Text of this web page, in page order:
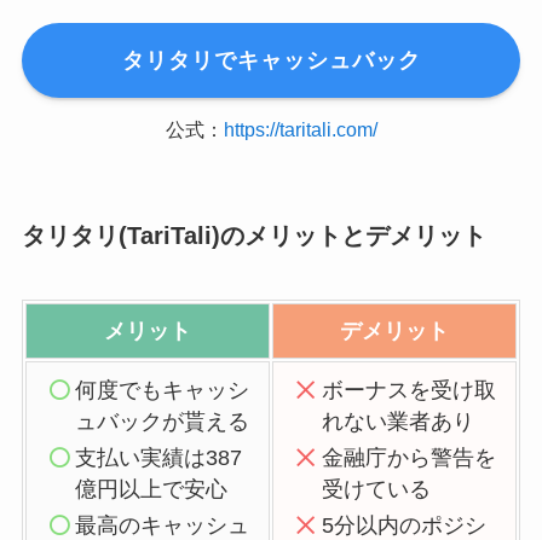
タリタリでキャッシュバック
公式： https://taritali.com/
タリタリ(TariTali)のメリットとデメリット
メリット デメリット
何度でもキャッシ
ュバックが貰える
支払い実績は387
億円以上で安心
最高のキャッシュ
ボーナスを受け取
れない業者あり
金融庁から警告を
受けている
5分以内のポジシ